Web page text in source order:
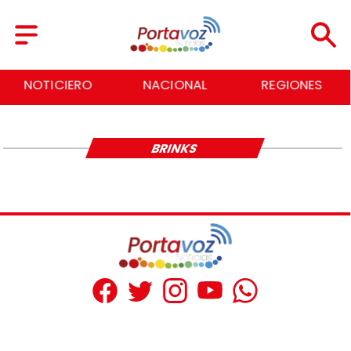
NOTICIERO NACIONAL REGIONES
BRINKS